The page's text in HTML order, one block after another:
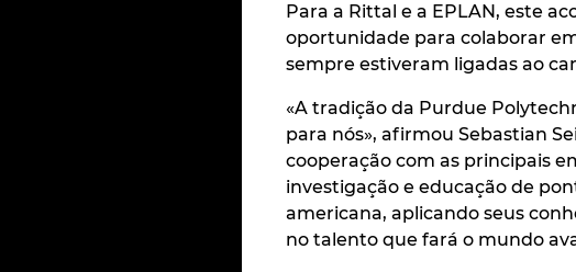
Para a Rittal e a EPLAN, este
oportunidade para colaborar
sempre estiveram ligadas ao
«A tradição da Purdue
para nós», afirmou Sebastian
cooperação com as principais
investigação e educação de
americana, aplicando seus
no talento que fará o mundo